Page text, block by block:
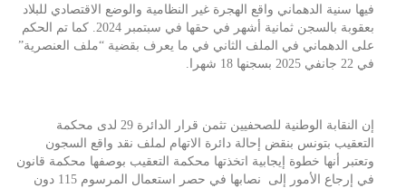
فيها سنية الدهماني واقع الهجرة غير النظامية والوضع الاقتصادي للبلاد
بعقوبة بالسجن ثمانية أشهر في حقها في سبتمبر 2024. كما تم الحكم
على الدهماني في الملف الثاني في ما يعرف بقضية “ملف العنصرية”
في 22 جانفي 2025 بسجنها 18 شهرا.
إن النقابة الوطنية للصحفيين تثمن قرار الدائرة 29 لدى محكمة
التعقيب بتونس بنقض إحالة دائرة الاتهام لملف نقد واقع السجون
وتعتبر أنها خطوة إيجابية اتخذتها محكمة التعقيب بوصفها محكمة قانون
في إرجاع الأمور إلى نصابها في حصر استعمال المرسوم 115 دون